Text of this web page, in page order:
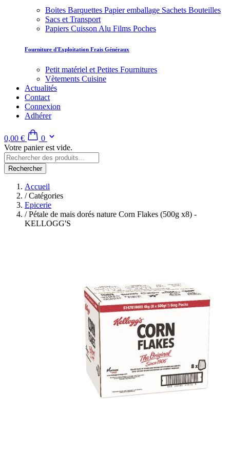
Boites Barquettes Papier emballage Sachets Bouteilles
Sacs et Transport
Papiers Cuisson Alu Films Poches
Fourniture d'Exploitation Frais Généraux
Petit matériel et Petites Fournitures
Vètements Cuisine
Actualités
Contact
Connexion
Adhérer
0,00 €
0
Votre panier est vide.
Rechercher
Accueil
/Catégories
Epicerie
/Pétale de mais dorés nature Corn Flakes (500g x8) -
KELLOGG'S